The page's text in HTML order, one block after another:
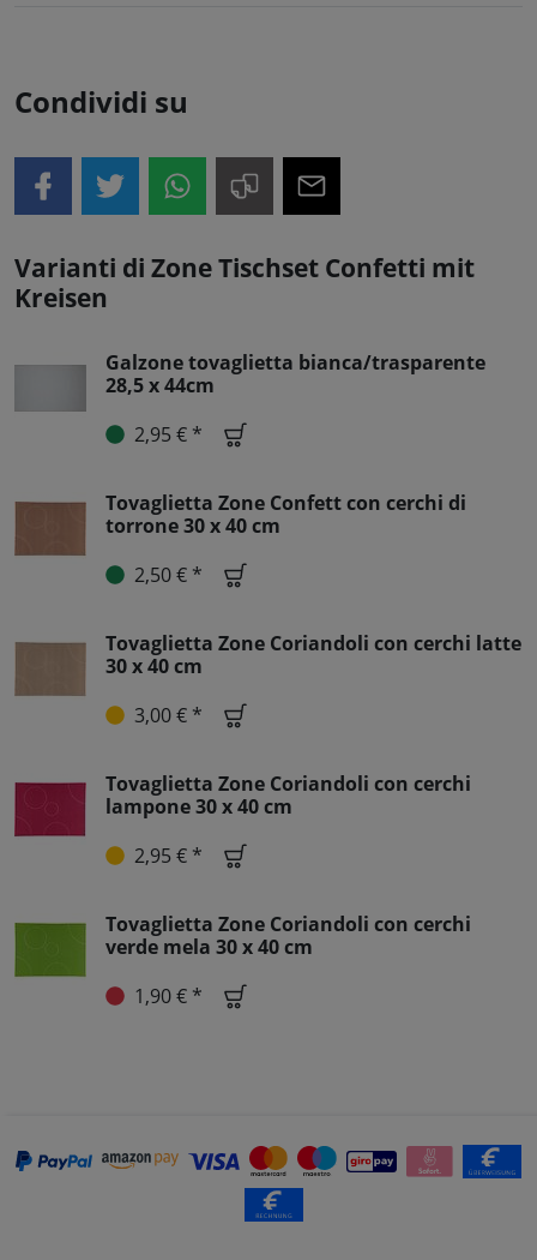
Condividi su
Varianti di Zone Tischset Confetti mit
Kreisen
Galzone tovaglietta bianca/trasparente
28,5 x 44cm
2,95 € *
Tovaglietta Zone Confett con cerchi di
torrone 30 x 40 cm
2,50 € *
Tovaglietta Zone Coriandoli con cerchi latte
30 x 40 cm
3,00 € *
Tovaglietta Zone Coriandoli con cerchi
lampone 30 x 40 cm
2,95 € *
Tovaglietta Zone Coriandoli con cerchi
verde mela 30 x 40 cm
1,90 € *